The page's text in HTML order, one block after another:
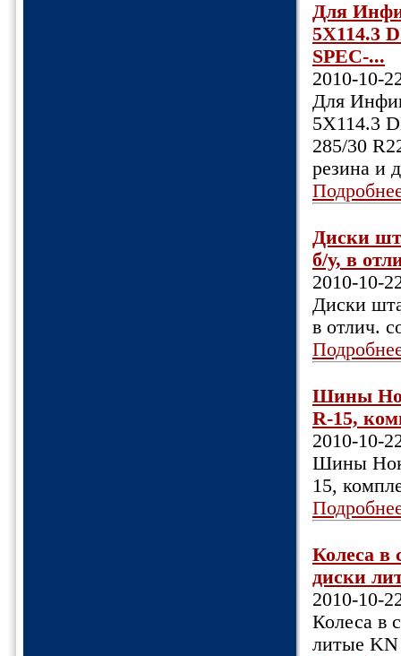
Для
5X114.3
SPEC-...
2010-10-
Для
5X114.3
285/30
резина
Диски
б/у, в
2010-10-
Диски
в отлич.
Шины
R-15,
2010-10-
Шины
15,
Колеса в
диски
2010-10-
Колеса в
литые